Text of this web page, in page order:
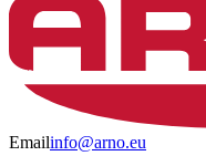
Emailinfo@arno.eu